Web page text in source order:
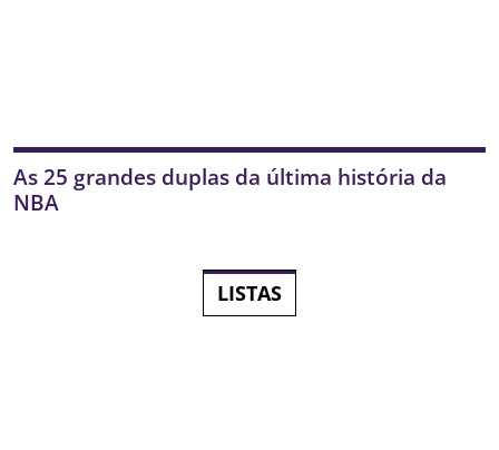
As 25 grandes duplas da última história da
NBA
LISTAS